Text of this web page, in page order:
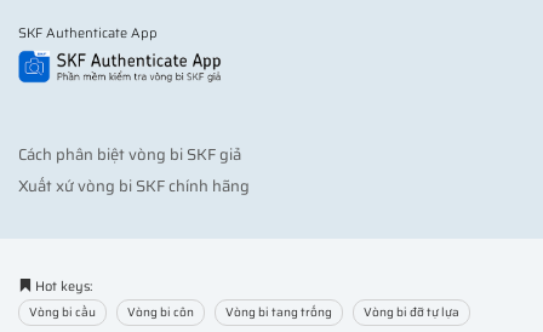
SKF Authenticate App
Cách phân biệt vòng bi SKF giả
Xuất xứ vòng bi SKF chính hãng
Hot keys:
Vòng bi cầu Vòng bi côn Vòng bi tang trống
Vòng bi đỡ tự lựa